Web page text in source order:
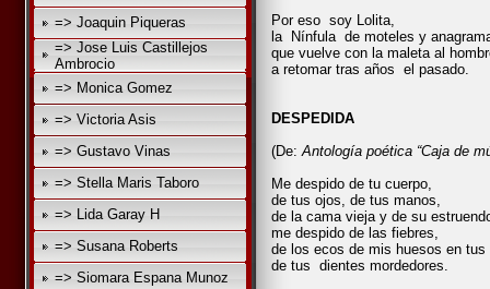
=> Joaquin Piqueras
=> Jose Luis Castillejos
Ambrocio
=> Monica Gomez
=> Victoria Asis
=> Gustavo Vinas
=> Stella Maris Taboro
=> Lida Garay H
=> Susana Roberts
=> Siomara Espana Munoz
Por eso soy Lolita,
la Nínfula de moteles y
que vuelve con la maleta al
a retomar tras años el pasado.
DESPEDIDA
(De: Antología poética “Caja de
Me despido de tu cuerpo,
de tus ojos, de tus manos,
de la cama vieja y de su
me despido de las fiebres,
de los ecos de mis huesos en tus
de tus dientes mordedores.